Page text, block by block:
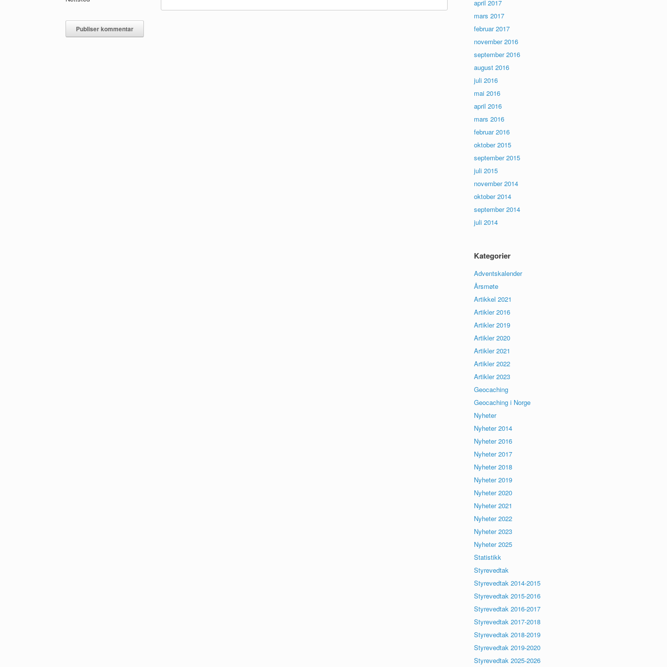
april 2017
mars 2017
februar 2017
november 2016
september 2016
august 2016
juli 2016
mai 2016
april 2016
mars 2016
februar 2016
oktober 2015
september 2015
juli 2015
november 2014
oktober 2014
september 2014
juli 2014
Kategorier
Adventskalender
Årsmøte
Artikkel 2021
Artikler 2016
Artikler 2019
Artikler 2020
Artikler 2021
Artikler 2022
Artikler 2023
Geocaching
Geocaching i Norge
Nyheter
Nyheter 2014
Nyheter 2016
Nyheter 2017
Nyheter 2018
Nyheter 2019
Nyheter 2020
Nyheter 2021
Nyheter 2022
Nyheter 2023
Nyheter 2025
Statistikk
Styrevedtak
Styrevedtak 2014-2015
Styrevedtak 2015-2016
Styrevedtak 2016-2017
Styrevedtak 2017-2018
Styrevedtak 2018-2019
Styrevedtak 2019-2020
Styrevedtak 2025-2026